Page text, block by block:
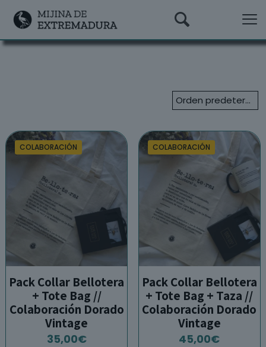
COLABORACIÓN
Pack Collar Bellotera
+ Tote Bag //
Colaboración Dorado
Vintage
35,00€
COLABORACIÓN
Pack Collar Bellotera
+ Tote Bag + Taza //
Colaboración Dorado
Vintage
45,00€